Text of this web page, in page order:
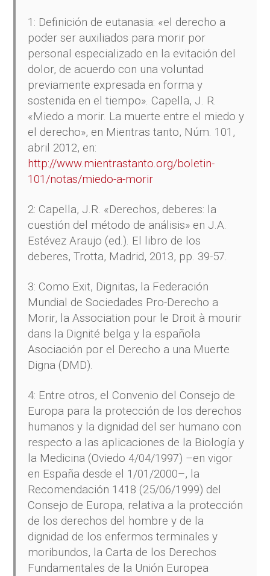
1: Definición de eutanasia: «el derecho a
poder ser auxiliados para morir por
personal especializado en la evitación del
dolor, de acuerdo con una voluntad
previamente expresada en forma y
sostenida en el tiempo». Capella, J. R.
«Miedo a morir. La muerte entre el miedo y
el derecho», en Mientras tanto, Núm. 101,
abril 2012, en:
http://www.mientrastanto.org/boletin-
101/notas/miedo-a-morir
2: Capella, J.R. «Derechos, deberes: la
cuestión del método de análisis» en J.A.
Estévez Araujo (ed.). El libro de los
deberes, Trotta, Madrid, 2013, pp. 39-57.
3: Como Exit, Dignitas, la Federación
Mundial de Sociedades Pro-Derecho a
Morir, la Association pour le Droit à mourir
dans la Dignité belga y la española
Asociación por el Derecho a una Muerte
Digna (DMD).
4: Entre otros, el Convenio del Consejo de
Europa para la protección de los derechos
humanos y la dignidad del ser humano con
respecto a las aplicaciones de la Biología y
la Medicina (Oviedo 4/04/1997) –en vigor
en España desde el 1/01/2000–, la
Recomendación 1418 (25/06/1999) del
Consejo de Europa, relativa a la protección
de los derechos del hombre y de la
dignidad de los enfermos terminales y
moribundos, la Carta de los Derechos
Fundamentales de la Unión Europea